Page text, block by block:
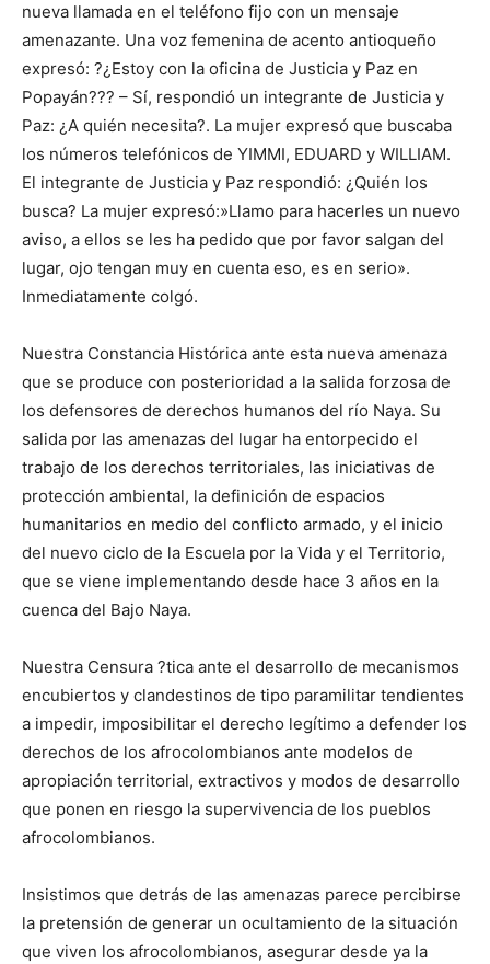
nueva llamada en el teléfono fijo con un mensaje
amenazante. Una voz femenina de acento antioqueño
expresó: ?¿Estoy con la oficina de Justicia y Paz en
Popayán??? – Sí, respondió un integrante de Justicia y
Paz: ¿A quién necesita?. La mujer expresó que buscaba
los números telefónicos de YIMMI, EDUARD y WILLIAM.
El integrante de Justicia y Paz respondió: ¿Quién los
busca? La mujer expresó:»Llamo para hacerles un nuevo
aviso, a ellos se les ha pedido que por favor salgan del
lugar, ojo tengan muy en cuenta eso, es en serio».
Inmediatamente colgó.
Nuestra Constancia Histórica ante esta nueva amenaza
que se produce con posterioridad a la salida forzosa de
los defensores de derechos humanos del río Naya. Su
salida por las amenazas del lugar ha entorpecido el
trabajo de los derechos territoriales, las iniciativas de
protección ambiental, la definición de espacios
humanitarios en medio del conflicto armado, y el inicio
del nuevo ciclo de la Escuela por la Vida y el Territorio,
que se viene implementando desde hace 3 años en la
cuenca del Bajo Naya.
Nuestra Censura ?tica ante el desarrollo de mecanismos
encubiertos y clandestinos de tipo paramilitar tendientes
a impedir, imposibilitar el derecho legítimo a defender los
derechos de los afrocolombianos ante modelos de
apropiación territorial, extractivos y modos de desarrollo
que ponen en riesgo la supervivencia de los pueblos
afrocolombianos.
Insistimos que detrás de las amenazas parece percibirse
la pretensión de generar un ocultamiento de la situación
que viven los afrocolombianos, asegurar desde ya la